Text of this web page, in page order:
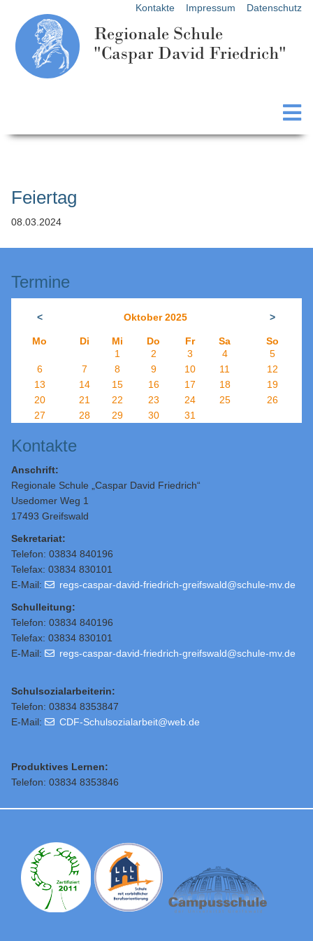
Kontakte Impressum Datenschutz
Regionale Schule
"Caspar David Friedrich"
Feiertag
08.03.2024
Termine
< Oktober 2025 >
Mo Di Mi Do Fr Sa
So
1
2 3 4
5
6
7 8 9 10 11
12
13
14 15 16 17 18
19
20
21 22 23 24 25
26
27
28 29 30 31
Kontakte
Anschrift:
Regionale Schule „Caspar David Friedrich“
Usedomer Weg 1
17493 Greifswald
Sekretariat:
Telefon: 03834 840196
Telefax: 03834 830101
E-Mail:
regs-caspar-david-friedrich-greifswald@schule-mv.de
Schulleitung:
Telefon: 03834 840196
Telefax: 03834 830101
E-Mail:
regs-caspar-david-friedrich-greifswald@schule-mv.de
Schulsozialarbeiterin:
Telefon: 03834 8353847
E-Mail:
CDF-Schulsozialarbeit@web.de
Produktives Lernen:
Telefon: 03834 8353846